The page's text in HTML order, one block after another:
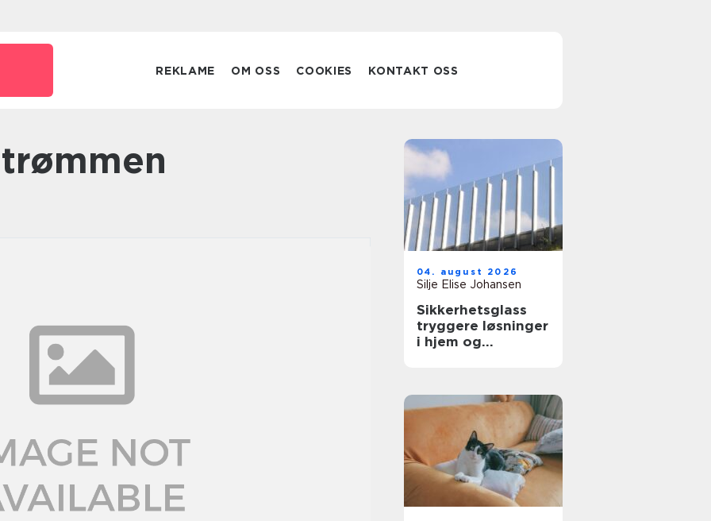
REKLAME OM OSS COOKIES KONTAKT OSS
04. august 2026
Silje Elise Johansen
Sikkerhetsglass
tryggere løsninger
i hjem og